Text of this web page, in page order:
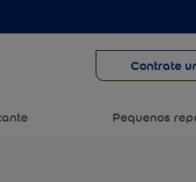
Contrate
Pequenos